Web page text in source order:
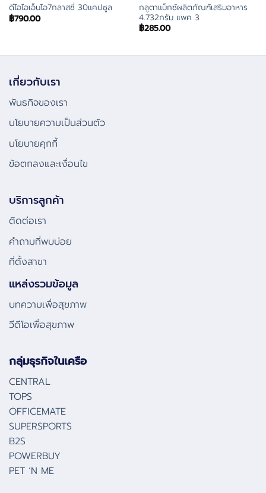
ดีไอไอเอ็นโอ7กลาสซี่ 30แคปซูล
฿790.00
กลูตาแม็กซ์ผลิตภัณฑ์เสริมอาหาร
4.732กรัม แพค 3
฿285.00
เกี่ยวกับเรา
พันธกิจของเรา
นโยบายความเป็นส่วนตัว
นโยบายคุกกี้
ข้อตกลงและเงื่อนไข
บริการลูกค้า
ติดต่อเรา
คําถามที่พบบ่อย
ที่ตั้งสาขา
แหล่งรวมข้อมูล
บทความเพื่อสุขภาพ
วีดีโอเพื่อสุขภาพ
กลุ่มธุรกิจในเครือ
CENTRAL
TOPS
OFFICEMATE
SUPERSPORTS
B2S
POWERBUY
PET ‘N ME